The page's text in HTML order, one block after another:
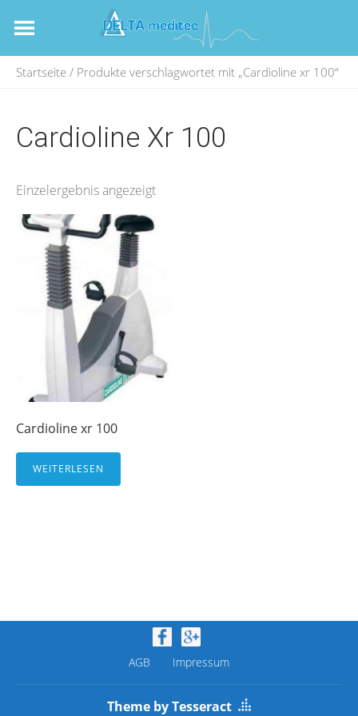
Startseite / Produkte verschlagwortet mit „Cardioline xr 100“
Cardioline Xr 100
Einzelergebnis angezeigt
Cardioline xr 100
WEITERLESEN
AGB Impressum
Theme by Tesseract